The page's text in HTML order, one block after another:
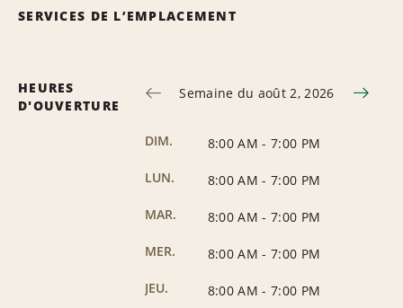
SERVICES DE L’EMPLACEMENT
HEURES
D'OUVERTURE
Semaine du août 2, 2026
DIM. 8:00 AM - 7:00 PM
LUN.
8:00 AM - 7:00 PM
MAR.
8:00 AM - 7:00 PM
MER.
8:00 AM - 7:00 PM
JEU.
8:00 AM - 7:00 PM